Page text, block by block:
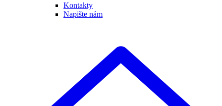
Kontakty
Napište nám